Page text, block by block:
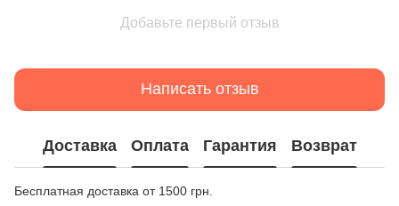
Добавьте первый отзыв
Написать отзыв
Доставка Оплата Гарантия Возврат
Бесплатная доставка от 1500 грн.